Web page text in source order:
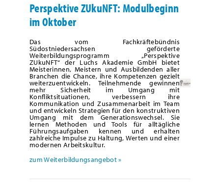
Perspektive ZUkuNFT: Modulbeginn
im Oktober
Das vom Fachkräftebündnis
Südostniedersachsen geförderte
Weiterbildungsprogramm „Perspektive
ZUkuNFT“ der Luchs Akademie GmbH bietet
Meisterinnen, Meistern und Ausbildenden aller
Branchen die Chance, ihre Kompetenzen gezielt
weiterzuentwickeln. Teilnehmende gewinnen
mehr Sicherheit im Umgang mit
Konfliktsituationen, verbessern ihre
Kommunikation und Zusammenarbeit im Team
und entwickeln Strategien für den konstruktiven
Umgang mit dem Generationswechsel. Sie
lernen Methoden und Tools für alltägliche
Führungsaufgaben kennen und erhalten
zahlreiche Impulse zu Haltung, Werten und einer
modernen Arbeitskultur.
zum Weiterbildungsangebot »